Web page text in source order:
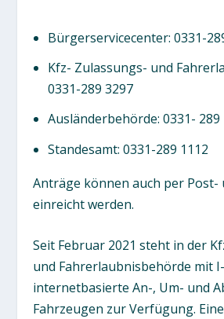
Bürgerservicecenter: 0331-
Kfz- Zulassungs- und
0331-289 3297
Ausländerbehörde: 0331- 289
Standesamt: 0331-289 1112
Anträge können auch per Post-
einreicht werden.
Seit Februar 2021 steht in der
und Fahrerlaubnisbehörde mit
internetbasierte An-, Um- und
Fahrzeugen zur Verfügung. Eine